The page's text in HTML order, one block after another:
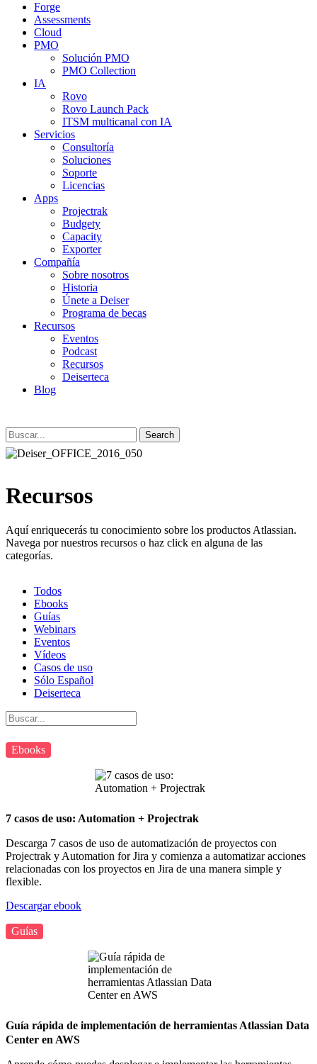
Forge
Assessments
Cloud
PMO
Solución PMO
PMO Collection
IA
Rovo
Rovo Launch Pack
ITSM multicanal con IA
Servicios
Consultoría
Soluciones
Soporte
Licencias
Apps
Projectrak
Budgety
Capacity
Exporter
Compañía
Sobre nosotros
Historia
Únete a Deiser
Programa de becas
Recursos
Eventos
Podcast
Recursos
Deiserteca
Blog
Search
Recursos
Aquí enriquecerás tu conocimiento sobre los productos Atlassian.
Navega por nuestros recursos o haz click en alguna de las
categorías.
Todos
Ebooks
Guías
Webinars
Eventos
Vídeos
Casos de uso
Sólo Español
Deiserteca
Ebooks
7 casos de uso: Automation + Projectrak
Descarga 7 casos de uso de automatización de proyectos con
Projectrak y Automation for Jira y comienza a automatizar acciones
relacionadas con los proyectos en Jira de una manera simple y
flexible.
Descargar ebook
Guías
Guía rápida de implementación de herramientas Atlassian Data
Center en AWS